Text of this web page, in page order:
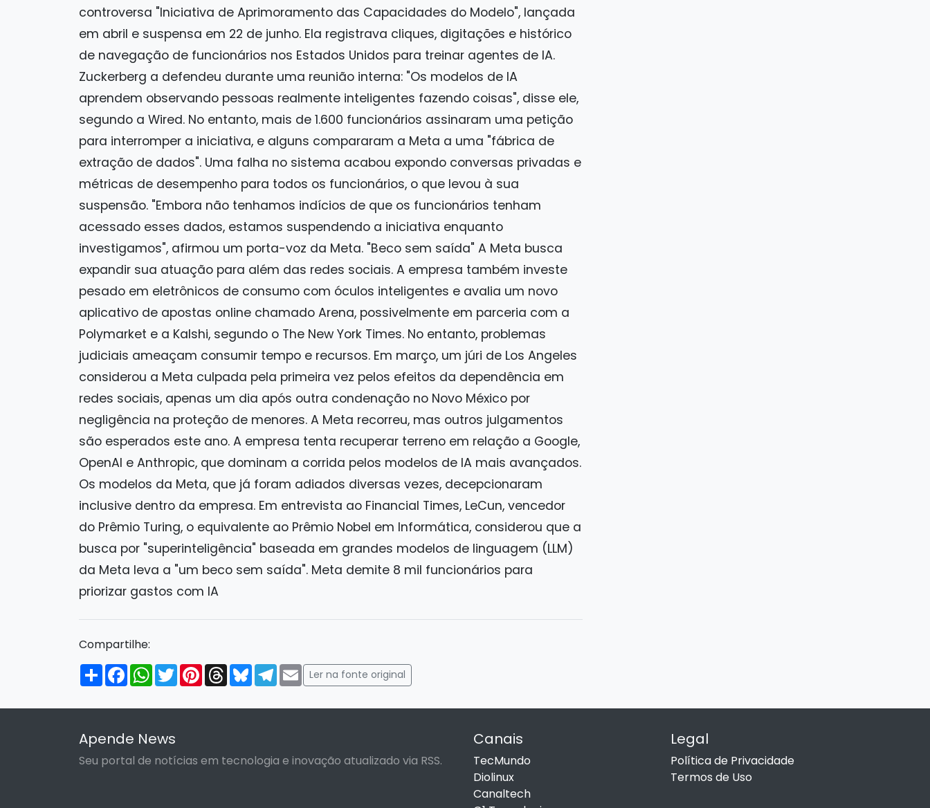
controversa "Iniciativa de Aprimoramento das Capacidades do Modelo", lançada
em abril e suspensa em 22 de junho. Ela registrava cliques, digitações e histórico
de navegação de funcionários nos Estados Unidos para treinar agentes de IA.
Zuckerberg a defendeu durante uma reunião interna: "Os modelos de IA
aprendem observando pessoas realmente inteligentes fazendo coisas", disse ele,
segundo a Wired. No entanto, mais de 1.600 funcionários assinaram uma petição
para interromper a iniciativa, e alguns compararam a Meta a uma "fábrica de
extração de dados". Uma falha no sistema acabou expondo conversas privadas e
métricas de desempenho para todos os funcionários, o que levou à sua
suspensão. "Embora não tenhamos indícios de que os funcionários tenham
acessado esses dados, estamos suspendendo a iniciativa enquanto
investigamos", afirmou um porta-voz da Meta. "Beco sem saída" A Meta busca
expandir sua atuação para além das redes sociais. A empresa também investe
pesado em eletrônicos de consumo com óculos inteligentes e avalia um novo
aplicativo de apostas online chamado Arena, possivelmente em parceria com a
Polymarket e a Kalshi, segundo o The New York Times. No entanto, problemas
judiciais ameaçam consumir tempo e recursos. Em março, um júri de Los Angeles
considerou a Meta culpada pela primeira vez pelos efeitos da dependência em
redes sociais, apenas um dia após outra condenação no Novo México por
negligência na proteção de menores. A Meta recorreu, mas outros julgamentos
são esperados este ano. A empresa tenta recuperar terreno em relação a Google,
OpenAI e Anthropic, que dominam a corrida pelos modelos de IA mais avançados.
Os modelos da Meta, que já foram adiados diversas vezes, decepcionaram
inclusive dentro da empresa. Em entrevista ao Financial Times, LeCun, vencedor
do Prêmio Turing, o equivalente ao Prêmio Nobel em Informática, considerou que a
busca por "superinteligência" baseada em grandes modelos de linguagem (LLM)
da Meta leva a "um beco sem saída". Meta demite 8 mil funcionários para
priorizar gastos com IA
Compartilhe:
Compartilhar
FacebookWhatsApp
TwitterPinterestThreadsBlueskyTelegram
Email
Ler na fonte original
Apende News
Seu portal de notícias em tecnologia e inovação atualizado via RSS.
Canais
TecMundo
Diolinux
Canaltech
Legal
Política de Privacidade
Termos de Uso